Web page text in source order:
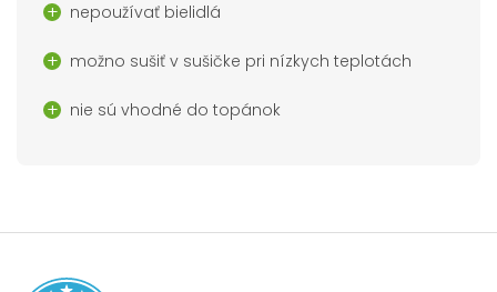
nepoužívať bielidlá
možno sušiť v sušičke pri nízkych teplotách
nie sú vhodné do topánok